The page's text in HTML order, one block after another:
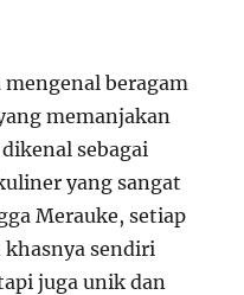
beragam
memanjakan
sebagai
yang sangat
Merauke, setiap
sendiri
juga unik dan